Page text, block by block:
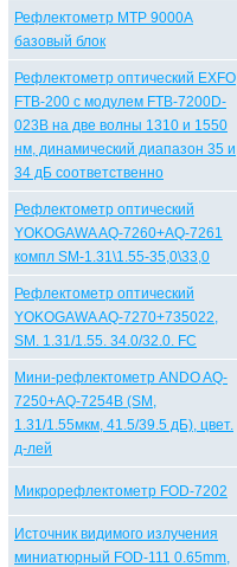
Рефлектометр МТР 9000А
базовый блок
Рефлектометр оптический EXFO
FTB-200 с модулем FTB-7200D-
023B на две волны 1310 и 1550
нм, динамический диапазон 35 и
34 дБ соответственно
Рефлектометр оптический
YOKOGAWA AQ-7260+AQ-7261
компл SM-1.31\1.55-35,0\33,0
Рефлектометр оптический
YOKOGAWA AQ-7270+735022,
SM. 1.31/1.55. 34.0/32.0. FC
Мини-рефлектометр ANDO AQ-
7250+AQ-7254В (SM,
1.31/1.55мкм, 41.5/39.5 дБ), цвет.
д-лей
Микрорефлектометр FOD-7202
Источник видимого излучения
миниатюрный FOD-111 0.65mm,